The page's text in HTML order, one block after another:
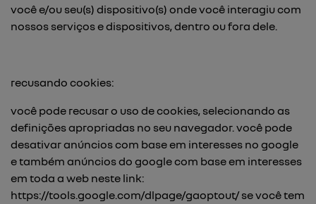
você e/ou seu(s) dispositivo(s) onde você interagiu com
nossos serviços e dispositivos, dentro ou fora dele.
recusando cookies:
você pode recusar o uso de cookies, selecionando as
definições apropriadas no seu navegador. você pode
desativar anúncios com base em interesses no google
e também anúncios do google com base em interesses
em toda a web neste link:
https://tools.google.com/dlpage/gaoptout/se você tem